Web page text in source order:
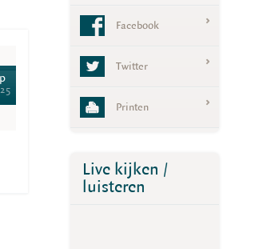
Facebook
Twitter
Printen
Live kijken /
luisteren